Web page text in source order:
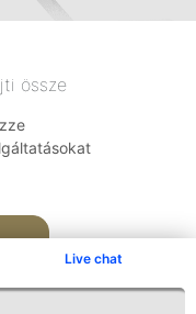
Live chat
össze